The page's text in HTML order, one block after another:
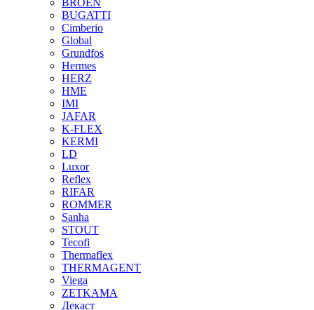
BUGATTI
Cimberio
Global
Grundfos
Hermes
HERZ
HME
IMI
JAFAR
K-FLEX
KERMI
LD
Luxor
Reflex
RIFAR
ROMMER
Sanha
STOUT
Tecofi
Thermaflex
THERMAGENT
Viega
ZETKAMA
Декаст